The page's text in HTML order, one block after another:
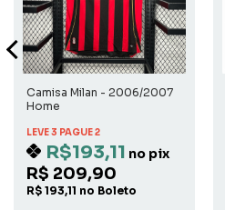
Camisa Milan - 2006/2007
Home
LEVE 3 PAGUE 2
R$193,11 no pix
R$ 209,90
R$ 193,11 no Boleto